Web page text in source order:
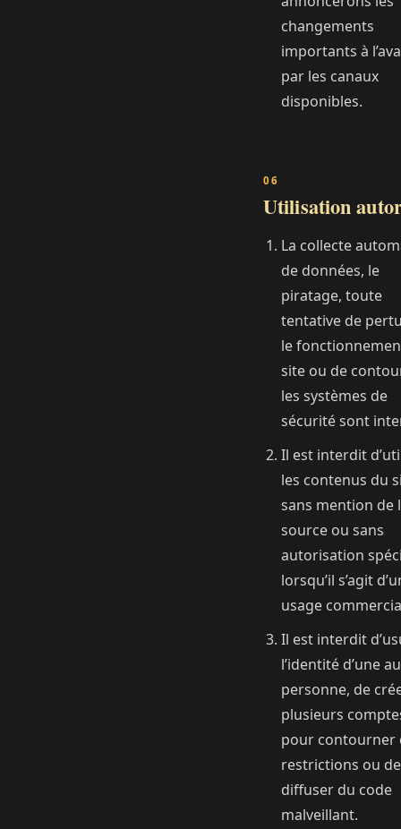
changements
importants à
par les canaux
disponibles.
Utilisation
La collecte
de données, le
piratage, toute
tentative de
le
site ou de
les systèmes de
sécurité sont
Il est interdit
les contenus du
sans mention de
source ou sans
autorisation
lorsqu’il s’agit
usage
Il est interdit
l’identité d’une
personne, de
plusieurs
pour contourner
restrictions ou de
diffuser du code
malveillant.